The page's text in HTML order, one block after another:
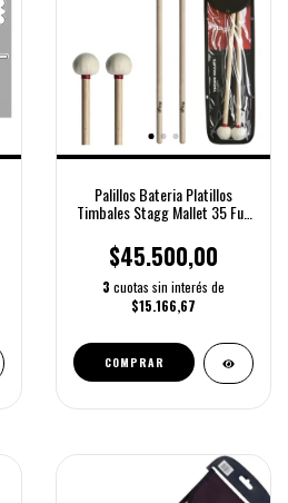
Palillos Bateria Platillos
Timbales Stagg Mallet 35 Full
$45.500,00
3 cuotas sin interés de
$15.166,67
COMPRAR